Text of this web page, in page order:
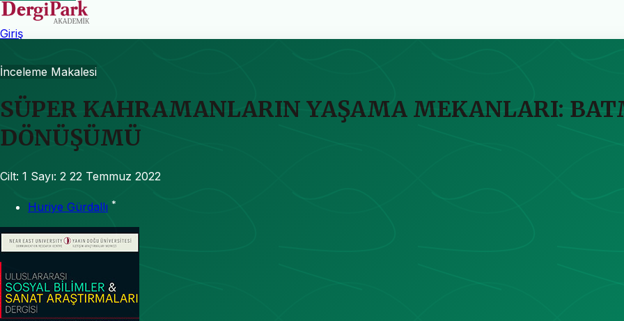
Giriş
İnceleme Makalesi
SÜPER KAHRAMANLARIN YAŞAMA MEKANLARI:
DÖNÜŞÜMÜ
Cilt: 1 Sayı: 2 22 Temmuz 2022
Huriye Gürdallı *